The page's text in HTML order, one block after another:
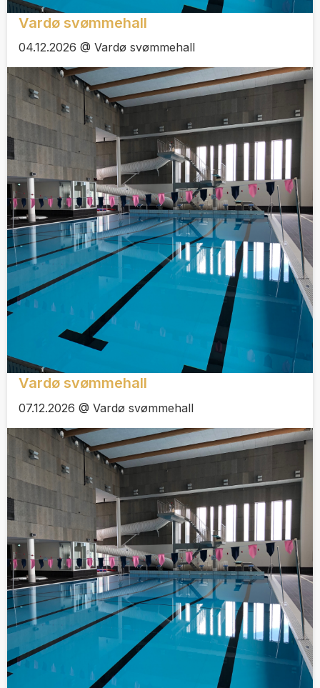
Vardø svømmehall
04.12.2026 @ Vardø svømmehall
Vardø svømmehall
07.12.2026 @ Vardø svømmehall